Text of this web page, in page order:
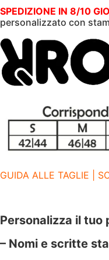
POLSINO
E
ORLO
A
COSTINE
quantità
SPEDIZIONE IN 8/10
personalizzato con
GUIDA ALLE TAGLIE |
Personalizza il tuo
– Nomi e scritte